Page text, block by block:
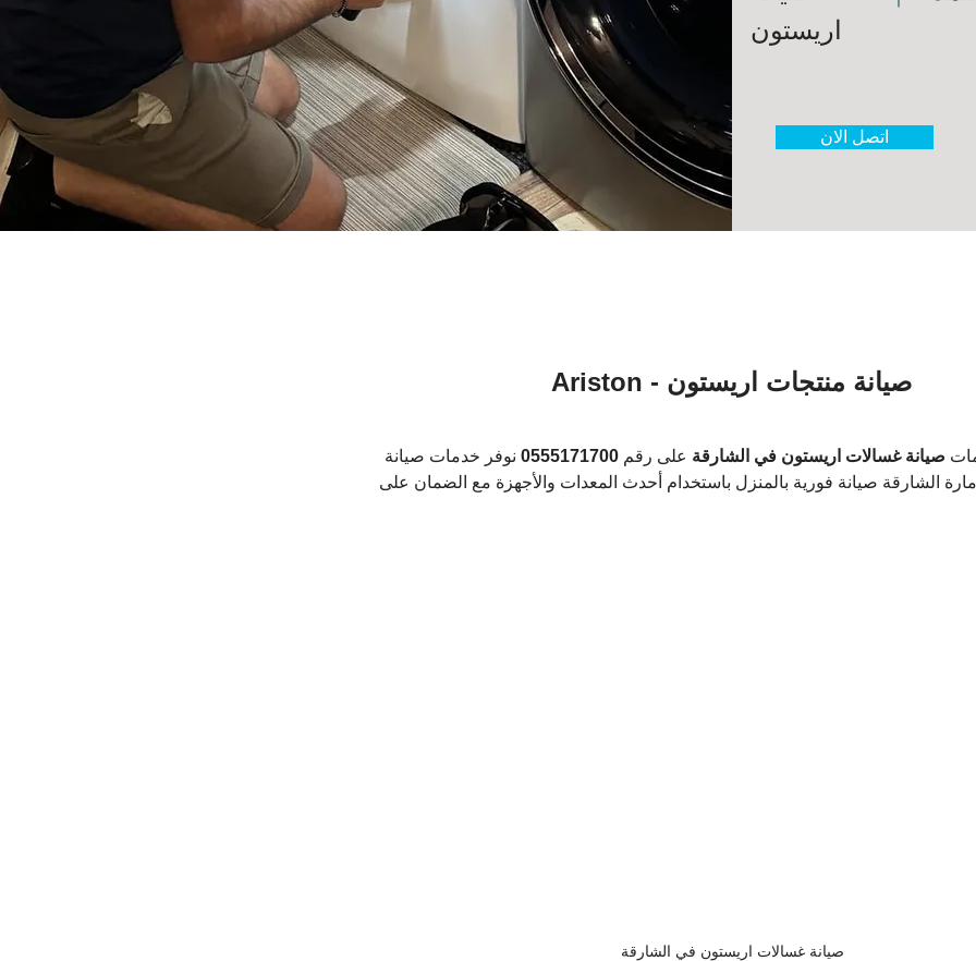
اريستون
اتصل الان
صيانة منتجات اريستون - Ariston
صيانة غسالات اريستون في الشارقة على رقم 0555171700 نوفر خدمات صيانة
الشارقة صيانة فورية بالمنزل باستخدام أحدث المعدات والأجهزة مع الضمان على
صيانة غسالات اريستون في الشارقة